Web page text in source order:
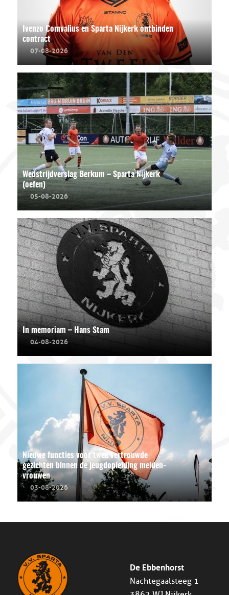
Ivenzo Comvalius en Sparta Nijkerk ontbinden
contract
07-08-2026
Wedstrijdverslag Berkum – Sparta Nijkerk
(oefen)
05-08-2026
In memoriam – Hans Stam
04-08-2026
Nieuwe functies voor twee vertrouwde
gezichten binnen de jeugdopleiding meiden-
vrouwen
03-08-2026
De Ebbenhorst
Nachtegaalsteeg 1